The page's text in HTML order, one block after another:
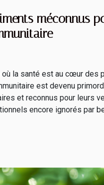
méconnus
où la santé est au cœur des
est devenu
et reconnus pour leurs
encore ignorés par